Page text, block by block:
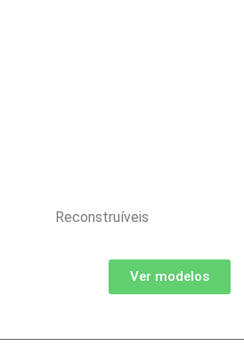
Reconstruíveis
Ver modelos